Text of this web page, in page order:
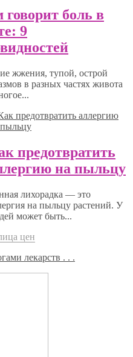
боль в
9
жжения, тупой, острой
в разных частях живота
предотвратить
на пыльцу
лихорадка — это
на пыльцу растений. У
может быть...
цен
лекарств . . .